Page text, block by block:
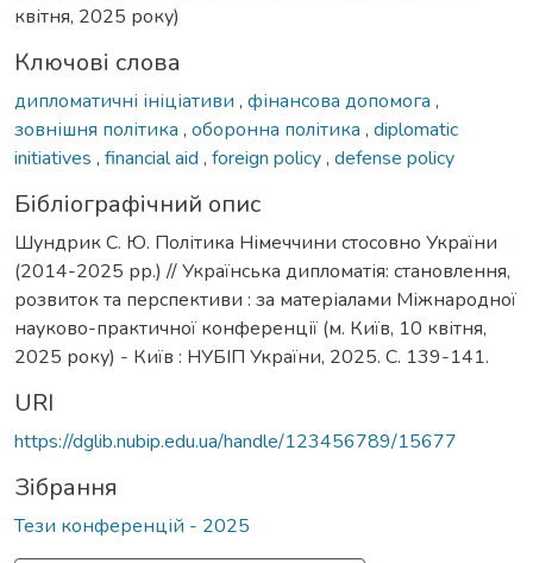
квітня, 2025 року)
Ключові слова
дипломатичні ініціативи , фінансова допомога ,
зовнішня політика , оборонна політика , diplomatic
initiatives , financial aid , foreign policy, defense policy
Бібліографічний опис
Шундрик С. Ю. Політика Німеччини стосовно України
(2014-2025 рр.) // Українська дипломатія: становлення,
розвиток та перспективи : за матеріалами Міжнародної
науково-практичної конференції (м. Київ, 10 квітня,
2025 року) - Київ : НУБІП України, 2025. С. 139-141.
URI
https://dglib.nubip.edu.ua/handle/123456789/15677
Зібрання
Тези конференцій - 2025